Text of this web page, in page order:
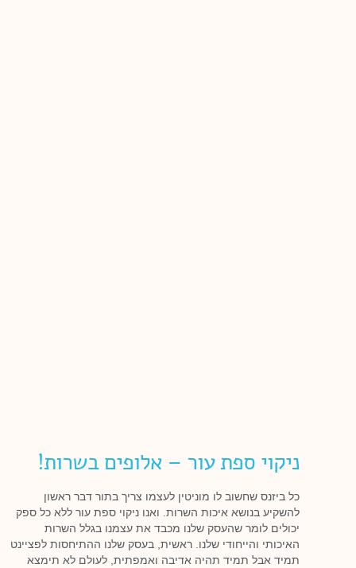
ניקוי ספת עור – אלופים בשרות!
כל ביזנס שחשוב לו מוניטין לעצמו צריך בתור דבר ראשון
להשקיע בנושא איכות השרות. ואנו ניקוי ספת עור ללא כל ספק
יכולים לומר שהעסק שלנו מכבד את עצמנו בגלל השרות
האיכותי והייחודי שלנו. ראשית, בעסק שלנו ההתיחסות לפציינט
תמיד אבל תמיד תהיה אדיבה ואמפתית, לעולם לא תימצא